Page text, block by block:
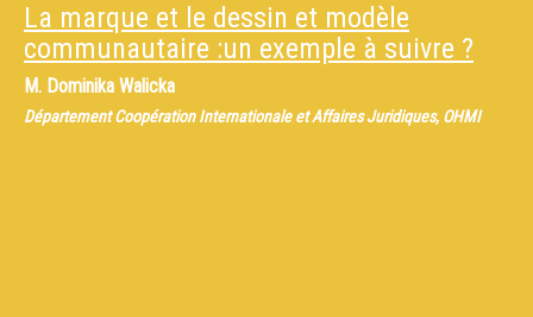
La marque et le dessin et modèle
communautaire :un exemple à suivre ?
M. Dominika Walicka
Département Coopération Internationale et Affaires Juridiques, OHMI